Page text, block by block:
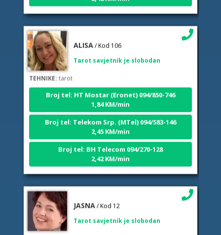
TEHNIKE:tarot
Broj tel: HT Mostar (Eronet) 094/850-746
1,84 KM/min
Broj tel: Telekom Srp. (MTel) 094/583-146
2,45 KM/min
Broj tel: BH Telecom 094/270-128
2,42 KM/min
Tarot savjetnik je slobodan
TEHNIKE:numerologija, visak, nebeski krug, tarot